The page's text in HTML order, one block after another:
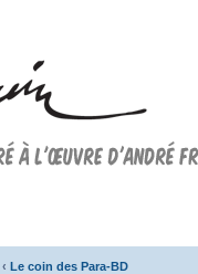
‹ Le coin des Para-BD